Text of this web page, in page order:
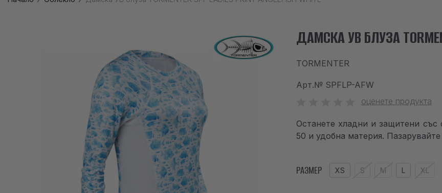
ДАМСКА УВ БЛУЗА
TORMENTER
Арт.№ SPFLP-AFW
оценете продукта
Останете хладни и защитени със
50 и удобна материя.
РАЗМЕР XS S M L XL